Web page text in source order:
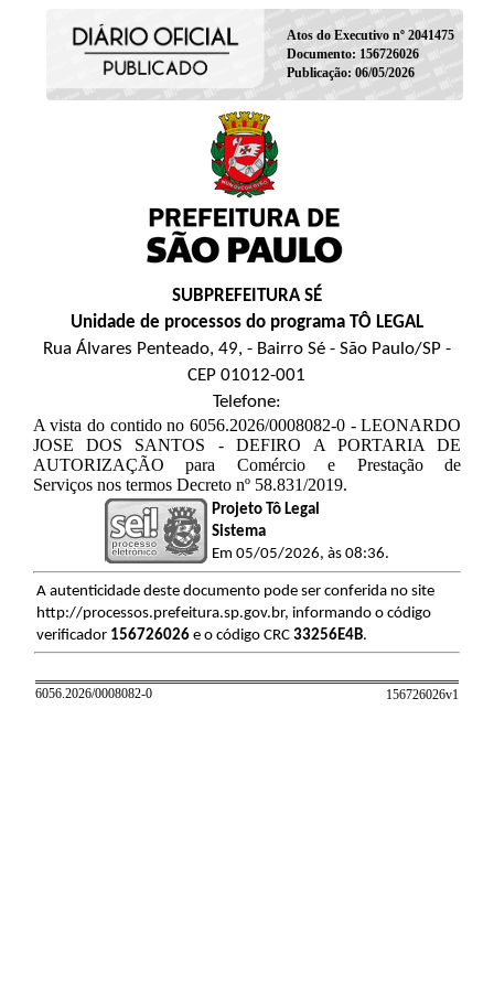
Atos do Executivo nº 2041475
Documento: 156726026
Publicação: 06/05/2026
SUBPREFEITURA SÉ
Unidade de processos do programa TÔ LEGAL
Rua Álvares Penteado, 49, - Bairro Sé - São Paulo/SP -
CEP 01012-001
Telefone:
A vista do contido no 6056.2026/0008082-0 - LEONARDO
JOSE DOS SANTOS - DEFIRO A PORTARIA DE
AUTORIZAÇÃO para Comércio e Prestação de
Serviços nos termos Decreto nº 58.831/2019.
Projeto Tô Legal
Sistema
Em 05/05/2026, às 08:36.
A autenticidade deste documento pode ser conferida no site
http://processos.prefeitura.sp.gov.br, informando o código
verificador 156726026e o código CRC 33256E4B.
6056.2026/0008082-0 156726026v1